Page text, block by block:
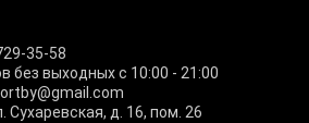
35-58
без выходных с 10:00 - 21:00
Сухаревская, д. 16, пом. 26